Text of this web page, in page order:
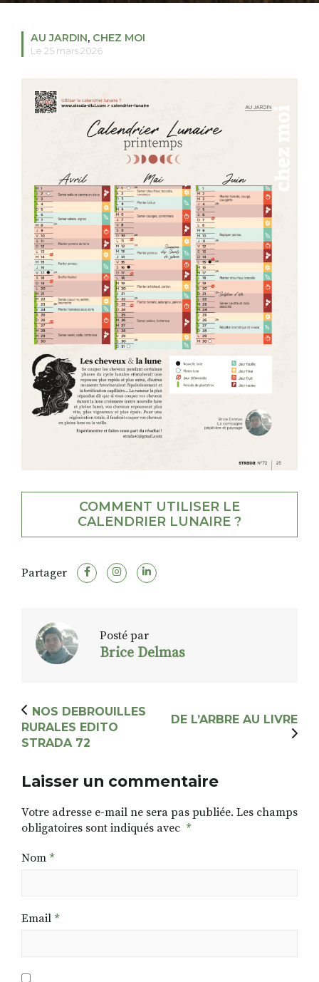
RECHERCHER
FACEBOOK
AU JARDIN, CHEZ MOI
Le 25 mars 2026
COMMENT UTILISER LE
CALENDRIER LUNAIRE ?
Partager
Posté par
Brice Delmas
NOS DEBROUILLES
RURALES EDITO
STRADA 72
DE L’ARBRE AU LIVRE
Laisser un commentaire
Votre adresse e-mail ne sera pas publiée. Les champs
obligatoires sont indiqués avec *
Nom *
Email *